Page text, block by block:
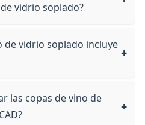
vidrio soplado?
de vidrio soplado incluye
las copas de vino de